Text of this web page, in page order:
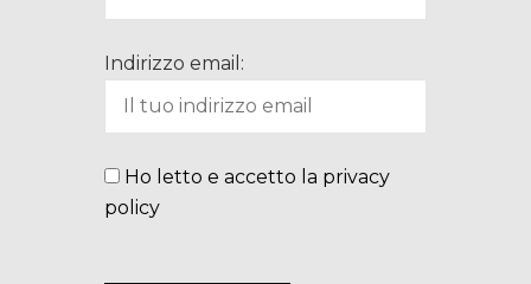
Indirizzo email:
Ho letto e accetto la privacy
policy